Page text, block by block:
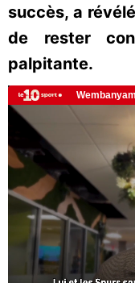
succès, a
de rester
palpitante.